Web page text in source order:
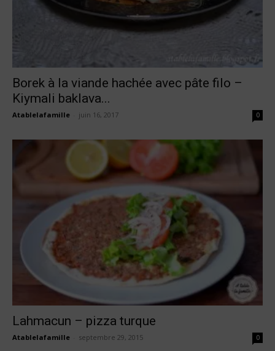
Borek à la viande hachée avec pâte filo –
Kiymali baklava...
Atablelafamille juin 16, 2017 0
Lahmacun – pizza turque
Atablelafamille septembre 29, 2015 0